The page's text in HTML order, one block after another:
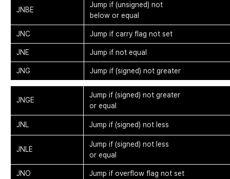
JNBE
Jump if (unsigned) not
below or equal
JNC Jump if carry flag not set
JNE Jump if not equal
JNG Jump if (signed) not greater
JNGE
Jump if (signed) not greater
or equal
JNL Jump if (signed) not less
JNLE
Jump if (signed) not less
or equal
JNO Jump if overflow flag not set